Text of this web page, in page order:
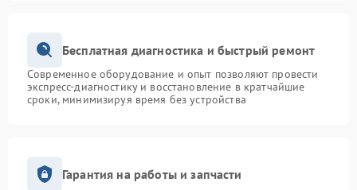
Бесплатная диагностика и быстрый ремонт
Современное оборудование и опыт позволяют провести
экспресс-диагностику и восстановление в кратчайшие
сроки, минимизируя время без устройства
Гарантия на работы и запчасти